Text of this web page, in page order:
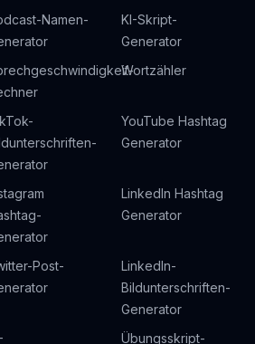
Namen-
KI-Skript-
Generator
Wortzähler
YouTube Hashtag
Generator
LinkedIn Hashtag
Generator
Post-
LinkedIn-
Bildunterschriften-
Generator
Übungsskript-